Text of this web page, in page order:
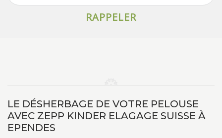
LE DÉSHERBAGE DE VOTRE PELOUSE
AVEC ZEPP KINDER ELAGAGE SUISSE À
EPENDES